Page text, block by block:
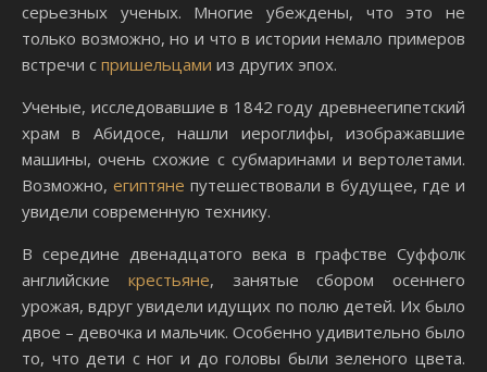
серьезных ученых. Многие убеждены, что это не
только возможно, но и что в истории немало примеров
встречи с пришельцами из других эпох.
Ученые, исследовавшие в 1842 году древнеегипетский
храм в Абидосе, нашли иероглифы, изображавшие
машины, очень схожие с субмаринами и вертолетами.
Возможно, египтяне путешествовали в будущее, где и
увидели современную технику.
В середине двенадцатого века в графстве Суффолк
английские крестьяне, занятые сбором осеннего
урожая, вдруг увидели идущих по полю детей. Их было
двое – девочка и мальчик. Особенно удивительно было
то, что дети с ног и до головы были зеленого цвета.